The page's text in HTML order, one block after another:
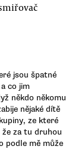
jsou špatné
co jim
někdo někomu
nějaké dítě
ze které
za tu druhou
podle mě může